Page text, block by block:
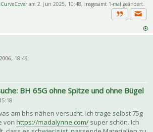
am 2. Jun 2025, 10:48, insgesamt 1-mal geändert.
Zitat
18:46
BH 65G ohne Spitze und ohne Bügel
am bhs nähen versucht. Ich trage selbst 75g
von https://madalynne.com/ super schön. Ich